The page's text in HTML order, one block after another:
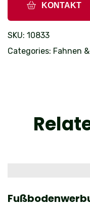
KONTAKT
SKU: 10833
Categories: Fahnen